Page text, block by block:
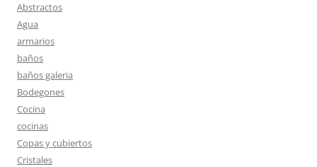
Abstractos
Agua
armarios
baños
baños galeria
Bodegones
Cocina
cocinas
Copas y cubiertos
Cristales